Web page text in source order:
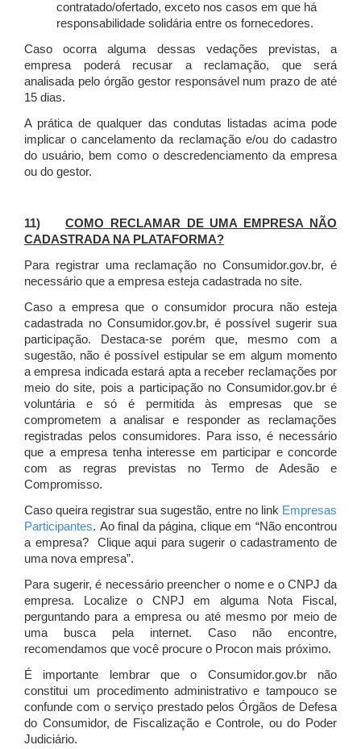
contratado/ofertado, exceto nos casos em que há
responsabilidade solidária entre os fornecedores.
Caso ocorra alguma dessas vedações previstas, a
empresa poderá recusar a reclamação, que será
analisada pelo órgão gestor responsável num prazo de até
15 dias.
A prática de qualquer das condutas listadas acima pode
implicar o cancelamento da reclamação e/ou do cadastro
do usuário, bem como o descredenciamento da empresa
ou do gestor.
11)COMO RECLAMAR DE UMA EMPRESA NÃO
CADASTRADA NA PLATAFORMA?
Para registrar uma reclamação no Consumidor.gov.br, é
necessário que a empresa esteja cadastrada no site.
Caso a empresa que o consumidor procura não esteja
cadastrada no Consumidor.gov.br, é possível sugerir sua
participação. Destaca-se porém que, mesmo com a
sugestão, não é possível estipular se em algum momento
a empresa indicada estará apta a receber reclamações por
meio do site, pois a participação no Consumidor.gov.br é
voluntária e só é permitida às empresas que se
comprometem a analisar e responder as reclamações
registradas pelos consumidores. Para isso, é necessário
que a empresa tenha interesse em participar e concorde
com as regras previstas no Termo de Adesão e
Compromisso.
Caso queira registrar sua sugestão, entre no link Empresas
Participantes. Ao final da página, clique em “Não encontrou
a empresa? Clique aqui para sugerir o cadastramento de
uma nova empresa”.
Para sugerir, é necessário preencher o nome e o CNPJ da
empresa. Localize o CNPJ em alguma Nota Fiscal,
perguntando para a empresa ou até mesmo por meio de
uma busca pela internet. Caso não encontre,
recomendamos que você procure o Procon mais próximo.
É importante lembrar que o Consumidor.gov.br não
constitui um procedimento administrativo e tampouco se
confunde com o serviço prestado pelos Órgãos de Defesa
do Consumidor, de Fiscalização e Controle, ou do Poder
Judiciário.